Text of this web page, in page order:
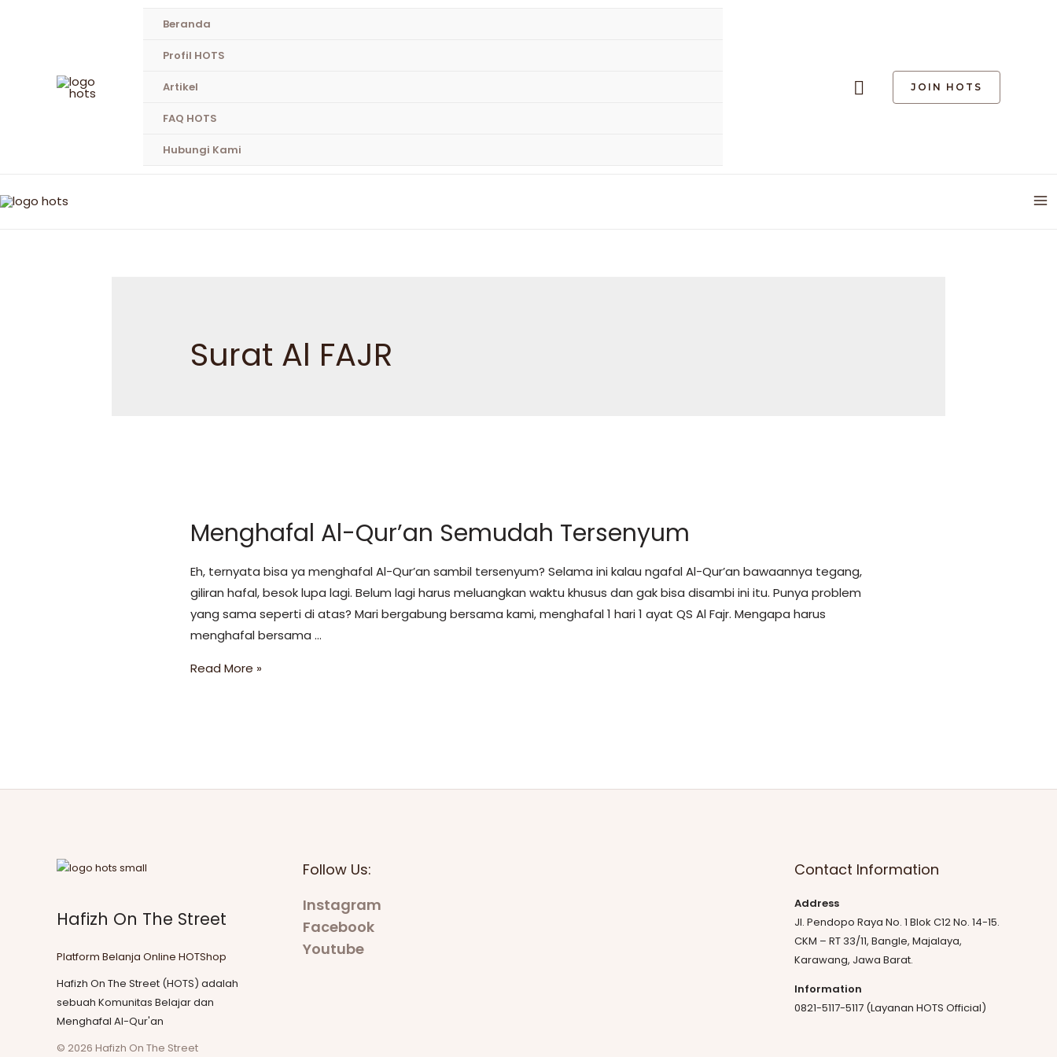
Beranda
Profil HOTS
Artikel
FAQ HOTS
Hubungi Kami
SearchJOIN HOTS
Surat Al FAJR
Menghafal Al-Qur’an Semudah Tersenyum
Eh, ternyata bisa ya menghafal Al-Qur’an sambil tersenyum? Selama ini kalau ngafal Al-Qur’an bawaannya tegang,
giliran hafal, besok lupa lagi. Belum lagi harus meluangkan waktu khusus dan gak bisa disambi ini itu. Punya problem
yang sama seperti di atas? Mari bergabung bersama kami, menghafal 1 hari 1 ayat QS Al Fajr. Mengapa harus
menghafal bersama …
Menghafal
Read More »
Hafizh On The Street
Platform Belanja Online HOTShop
Hafizh On The Street (HOTS) adalah
sebuah Komunitas Belajar dan
Menghafal Al-Qur'an
© 2026 Hafizh On The Street
Follow Us:
Instagram
Facebook
Youtube
Contact Information
Address
Jl. Pendopo Raya No. 1 Blok C12 No. 14-15.
CKM – RT 33/11, Bangle, Majalaya,
Karawang, Jawa Barat.
Information
0821-5117-5117 (Layanan HOTS Official)